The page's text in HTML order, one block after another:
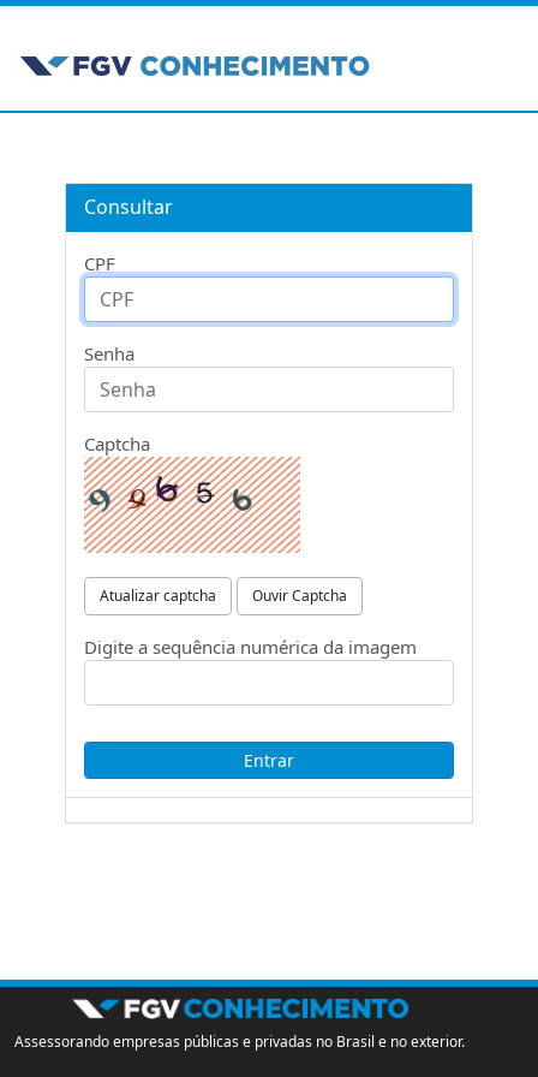
Consultar
CPF
Senha
Captcha
Atualizar captcha Ouvir Captcha
Digite a sequência numérica da imagem
Assessorando empresas públicas e privadas no Brasil e no exterior.